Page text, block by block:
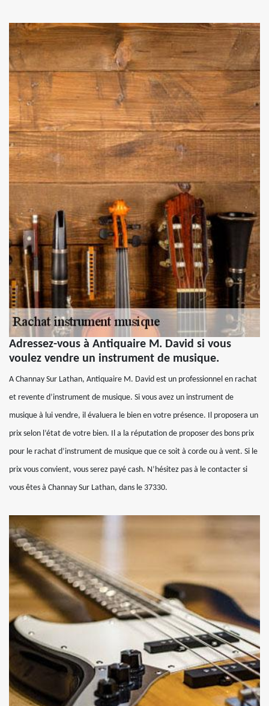
Adressez-vous à Antiquaire M. David si vous
voulez vendre un instrument de musique.
A Channay Sur Lathan, Antiquaire M. David est un professionnel en rachat
et revente d’instrument de musique. Si vous avez un instrument de
musique à lui vendre, il évaluera le bien en votre présence. Il proposera un
prix selon l’état de votre bien. Il a la réputation de proposer des bons prix
pour le rachat d’instrument de musique que ce soit à corde ou à vent. Si le
prix vous convient, vous serez payé cash. N’hésitez pas à le contacter si
vous êtes à Channay Sur Lathan, dans le 37330.